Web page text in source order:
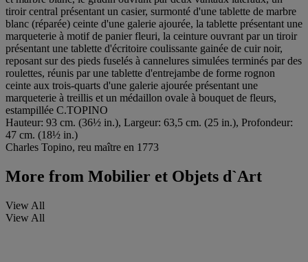
tiroir central présentant un casier, surmonté d'une tablette de marbre
blanc (réparée) ceinte d'une galerie ajourée, la tablette présentant une
marqueterie à motif de panier fleuri, la ceinture ouvrant par un tiroir
présentant une tablette d'écritoire coulissante gainée de cuir noir,
reposant sur des pieds fuselés à cannelures simulées terminés par des
roulettes, réunis par une tablette d'entrejambe de forme rognon
ceinte aux trois-quarts d'une galerie ajourée présentant une
marqueterie à treillis et un médaillon ovale à bouquet de fleurs,
estampillée C.TOPINO
Hauteur: 93 cm. (36½ in.), Largeur: 63,5 cm. (25 in.), Profondeur:
47 cm. (18½ in.)
Charles Topino, reu maître en 1773
More from Mobilier et Objets d`Art
View All
View All